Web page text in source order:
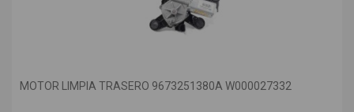
MOTOR LIMPIA TRASERO 9673251380A W000027332